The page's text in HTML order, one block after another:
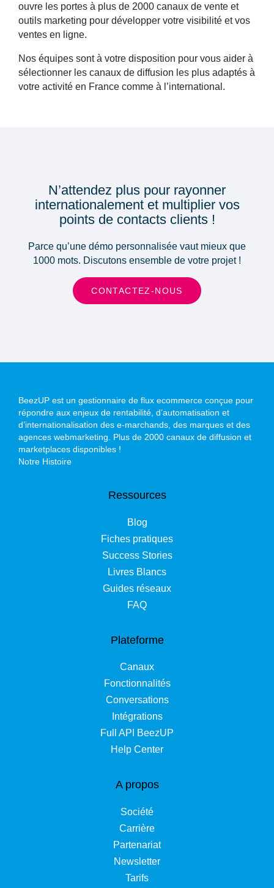
ouvre les portes à plus de 2000 canaux de vente et
outils marketing pour développer votre visibilité et vos
ventes en ligne.
Nos équipes sont à votre disposition pour vous aider à
sélectionner les canaux de diffusion les plus adaptés à
votre activité en France comme à l’international.
N’attendez plus pour rayonner
internationalement et multiplier vos
points de contacts clients !
Parce qu’une démo personnalisée vaut mieux que
1000 mots. Discutons ensemble de votre projet !
CONTACTEZ-NOUS
BeezUP est un gestionnaire de flux ecommerce conçue pour
répondre aux enjeux de rentabilité, d’automatisation et
d’internationalisation des e-marchands, des marques et des
agences webmarketing. Plus de 2000 canaux de diffusion et
marketplaces disponibles !
Notre Histoire
Ressources
Blog
Fiches pratiques
Success Stories
Livres Blancs
Guides réseaux
FAQ
Plateforme
Canaux
Fonctionnalités
Conversations
Intégrations
Full API BeezUP
Help Center
A propos
Société
Carrière
Partenariat
Newsletter
Tarifs